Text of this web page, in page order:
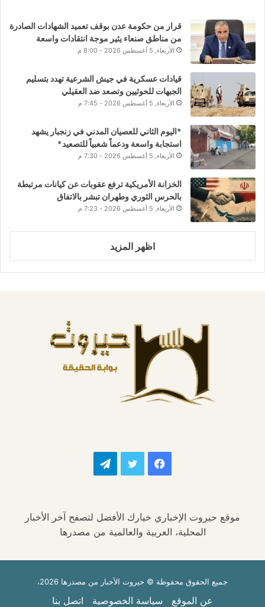
قرار من حكومة عدن بوقف تعميد الشهادات الصادرة
من مناطق صنعاء يثير موجة انتقادات واسعة
الأربعاء, 5 أغسطس 2026 - 8:00 م
قيادات عسكرية في جيش الشرعية تهدد بتسليم
الجبهات للحوثيين وتصعد ضد العقيلي
الأربعاء, 5 أغسطس 2026 - 7:45 م
*اليوم الثاني للعصيان المدني في زنجبار يشهد
استجابة واسعة ودعماً شعبياً للتصعيد*
الأربعاء, 5 أغسطس 2026 - 7:30 م
الخزانة الأمريكية ترفع عقوبات عن كيانات مرتبطة
بالحرس الثوري وطهران تبشر بالاتفاق
الأربعاء, 5 أغسطس 2026 - 7:23 م
اظهر المزيد
فيسبوك تويتر تيلقرام
موقع حيروت الإخباري خيارك الأفضل لتصفح آخر الأخبار
المحلية، العربية والعالمية من مصدرها
جميع الحقوق محفوظة © حيروت الأخبار من مصدرها 2026،
عن الموقع سياسة الخصوصية اتصل بنا